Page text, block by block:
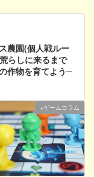
農園(個人戦ルー
らしに来るまで
作物を育てよう─
+ゲームコラム